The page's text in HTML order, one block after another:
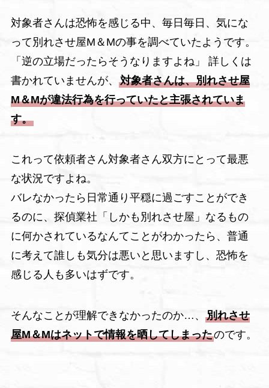
対象者さんは恐怖を感じる中、毎日毎日、気にな
って別れさせ屋M＆Mの事を調べていたようです。
「逆の立場だったらそうなりますよね」 詳しくは
書かれていませんが、 対象者さんは、別れさせ屋
M＆Mが違法行為を行っていたと主張されていま
す。
これって依頼者さん対象者さん双方にとって最悪
な状況ですよね。
バレなかったら日常通り平穏に過ごすことができ
るのに、探偵業社「しかも別れさせ屋」なるもの
に何かされているなんてことがわかったら、普通
に考えて誰しも気分は悪いと思いますし、恐怖を
感じる人も多いはずです。
そんなことが理解できなかったのか…、 別れさせ
屋M＆Mはネットで情報を晒してしまったのです。